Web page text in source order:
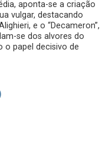
aponta-se a criação
vulgar, destacando
e o “Decameron”,
se dos alvores do
o papel decisivo de